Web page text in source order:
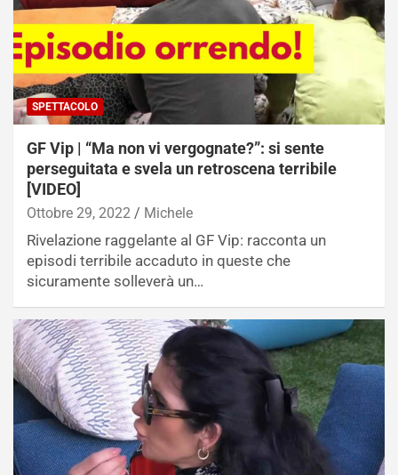
SPETTACOLO
GF Vip | “Ma non vi vergognate?”: si sente
perseguitata e svela un retroscena terribile
[VIDEO]
Ottobre 29, 2022 Michele
Rivelazione raggelante al GF Vip: racconta un
episodi terribile accaduto in queste che
sicuramente solleverà un…